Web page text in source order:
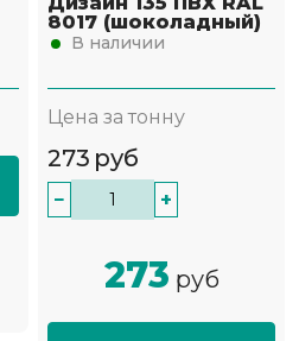
8017 (шоколадный)
В наличии
Цена за тонну
273 руб
− +
273 руб